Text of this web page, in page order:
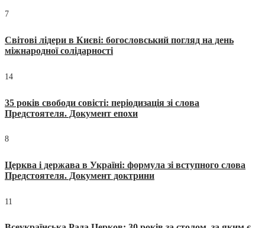
7
Світові лідери в Києві: богословський погляд на день
міжнародної солідарності
14
35 років свободи совісті: періодизація зі слова
Предстоятеля. Документ епохи
8
Церква і держава в Україні: формула зі вступного слова
Предстоятеля. Документ доктрини
11